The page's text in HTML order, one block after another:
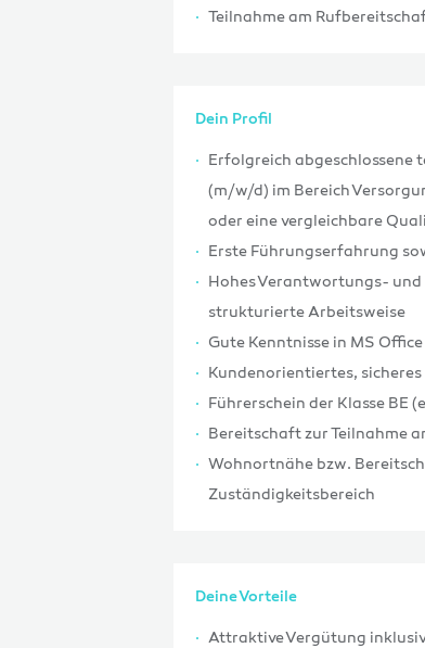
Teilnahme am
Dein Profil
Erfolgreich abgeschlossene
(m/w/d) im Bereich
oder eine vergleichbare
Erste Führungserfahrung
Hohes Verantwortungs-
strukturierte Arbeitsweise
Gute Kenntnisse in MS
Kundenorientiertes,
Führerschein der Klasse BE
Bereitschaft zur Teilnahme
Wohnortnähe bzw.
Zuständigkeitsbereich
Deine Vorteile
Attraktive Vergütung